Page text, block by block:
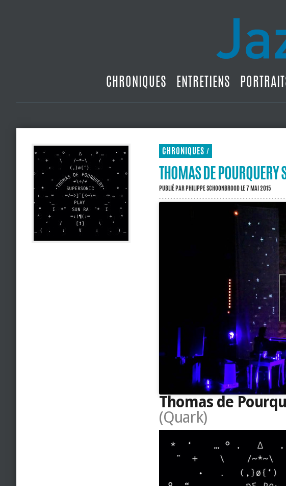
CHRONIQUES ENTRETIENS
CHRONIQUES /
THOMAS DE
PUBLIÉ PARPHILIPPE SCHOONBROODLE 7 MAI 2015
Thomas de
(Quark)